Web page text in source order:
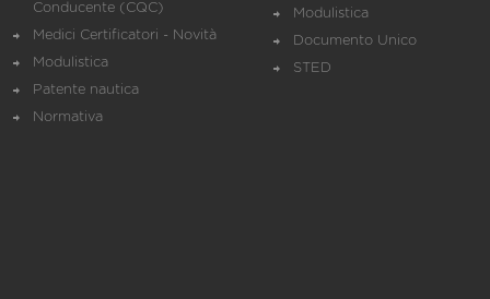
Conducente (CQC)
Medici Certificatori - Novità
Modulistica
Patente nautica
Normativa
Modulistica
Documento Unico
STED